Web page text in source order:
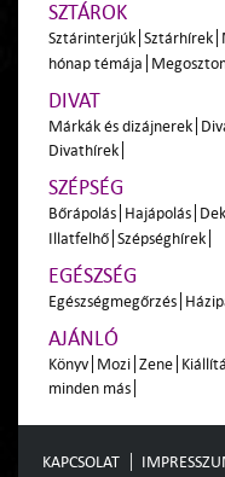
SZTÁROK
Sztárinterjúk Sztárhírek
hónap témája
DIVAT
Márkák és dizájnerek
Divathírek
SZÉPSÉG
Bőrápolás Hajápolás
Illatfelhő Szépséghírek
EGÉSZSÉG
Egészségmegőrzés
AJÁNLÓ
Könyv Mozi Zene
minden más
KAPCSOLAT